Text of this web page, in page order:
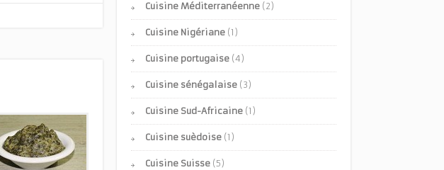
Cuisine Méditerranéenne (2)
Cuisine Nigériane (1)
Cuisine portugaise (4)
Cuisine sénégalaise (3)
Cuisine Sud-Africaine (1)
Cuisine suèdoise (1)
Cuisine Suisse (5)